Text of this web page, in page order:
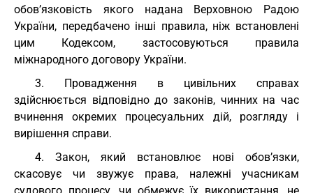
обов’язковість якого надана Верховною Радою
України, передбачено інші правила, ніж встановлені
цим Кодексом, застосовуються правила
міжнародного договору України.
3. Провадження в цивільних справах
здійснюється відповідно до законів, чинних на час
вчинення окремих процесуальних дій, розгляду і
вирішення справи.
4. Закон, який встановлює нові обов’язки,
скасовує чи звужує права, належні учасникам